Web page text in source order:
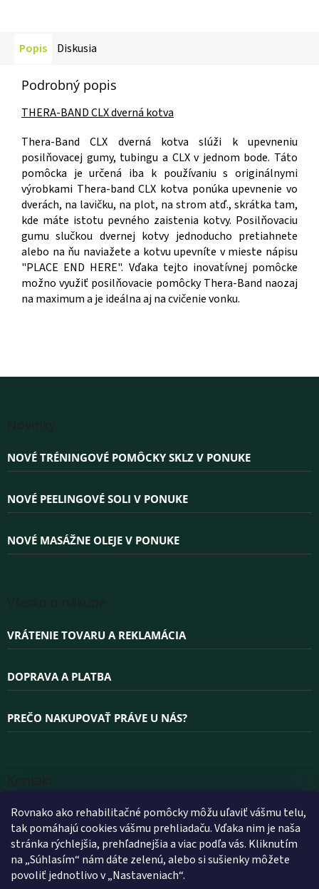
Rovnako ako rehabilitačné pomôcky môžu uľaviť vášmu telu,
tak pomáhajú cookies vášmu prehliadaču. Vďaka nim je naša
stránka rýchlejšia, prehľadnejšia a viac podľa vás. Kliknutím
na „Súhlasím“ nám dáte zelenú, alebo si sušienky môžete
povoliť jednotlivo v „Nastaveniach“.
Popis Diskusia
Podrobný popis
THERA-BAND CLX dverná kotva
Thera-Band CLX dverná kotva slúži k upevneniu
posilňovacej gumy, tubingu a CLX v jednom bode. Táto
pomôcka je určená iba k používaniu s originálnymi
výrobkami Thera-band CLX kotva ponúka upevnenie vo
dverách, na lavičku, na plot, na strom atď., skrátka tam,
kde máte istotu pevného zaistenia kotvy. Posilňovaciu
gumu slučkou dvernej kotvy jednoducho pretiahnete
alebo na ňu naviažete a kotvu upevníte v mieste nápisu
"PLACE END HERE". Vďaka tejto inovatívnej pomôcke
možno využiť posilňovacie pomôcky Thera-Band naozaj
na maximum a je ideálna aj na cvičenie vonku.
NOVÉ TRÉNINGOVÉ POMÔCKY SKLZ V PONUKE
NOVÉ PEELINGOVÉ SOLI V PONUKE
NOVÉ MASÁŽNE OLEJE V PONUKE
VRÁTENIE TOVARU A REKLAMÁCIA
DOPRAVA A PLATBA
PREČO NAKUPOVAŤ PRÁVE U NÁS?
INFO@WELLEA.SK
+420 800 200 900
+420 602 112 602
FACEBOOK